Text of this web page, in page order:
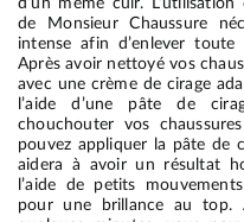
de Monsieur Chaussure
intense afin d’enlever
Après avoir nettoyé vos
avec une crème de cirage
l’aide d’une pâte de
chouchouter vos
pouvez appliquer la pâte de
aidera à avoir un résultat
l’aide de petits
pour une brillance au top.